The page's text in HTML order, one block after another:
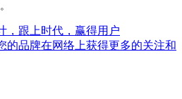
，跟上时代，赢得用户
的品牌在网络上获得更多的关注和